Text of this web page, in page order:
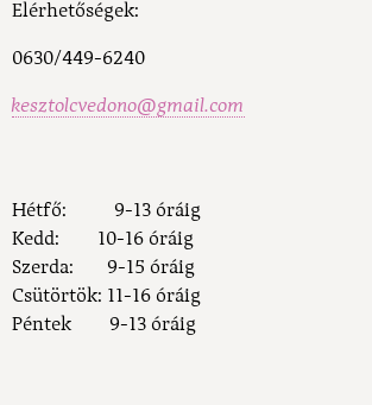
Elérhetőségek:
0630/449-6240
kesztolcvedono@gmail.com
Hétfő: 9-13 óráig
Kedd: 10-16 óráig
Szerda: 9-15 óráig
Csütörtök: 11-16 óráig
Péntek 9-13 óráig